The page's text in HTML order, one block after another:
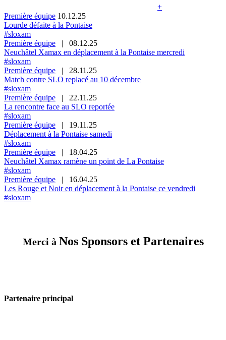
+
Première équipe 10.12.25
Lourde défaite à la Pontaise
#sloxam
Première équipe
|
08.12.25
Neuchâtel Xamax en déplacement à la Pontaise mercredi
#sloxam
Première équipe
|
28.11.25
Match contre SLO replacé au 10 décembre
#sloxam
Première équipe
|
22.11.25
La rencontre face au SLO reportée
#sloxam
Première équipe
|
19.11.25
Déplacement à la Pontaise samedi
#sloxam
Première équipe
|
18.04.25
Neuchâtel Xamax ramène un point de La Pontaise
#sloxam
Première équipe
|
16.04.25
Les Rouge et Noir en déplacement à la Pontaise ce vendredi
#sloxam
Merci à Nos Sponsors et Partenaires
Partenaire principal